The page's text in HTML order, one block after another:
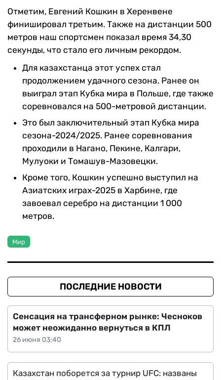
Отметим, Евгений Кошкин в Херенвене
финишировал третьим. Также на дистанции 500
метров наш спортсмен показал время 34,30
секунды, что стало его личным рекордом.
Для казахстанца этот успех стал
продолжением удачного сезона. Ранее он
выиграл этап Кубка мира в Польше, где также
соревновался на 500-метровой дистанции.
Это был заключительный этап Кубка мира
сезона-2024/2025. Ранее соревнования
проходили в Нагано, Пекине, Калгари,
Мулуоки и Томашув-Мазовецки.
Кроме того, Кошкин успешно выступил на
Азиатских играх-2025 в Харбине, где
завоевал серебро на дистанции 1 000
метров.
Мир
ПОСЛЕДНИЕ НОВОСТИ
26 июня 03:40
Сенсация на трансферном рынке: Чесноков
может неожиданно вернуться в КПЛ
Казахстан поборется за турнир UFC: названы